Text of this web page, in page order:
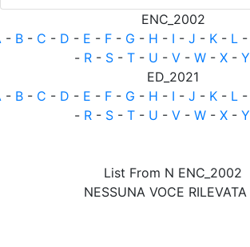
ENC_2002
- B- C - D - E - F- G - H - I - J - K- L-
- R - S - T - U - V - W - X - Y
ED_2021
- B- C - D - E - F- G - H - I - J - K- L-
- R - S - T - U - V - W - X - Y
List From N ENC_2002
NESSUNA VOCE RILEVATA